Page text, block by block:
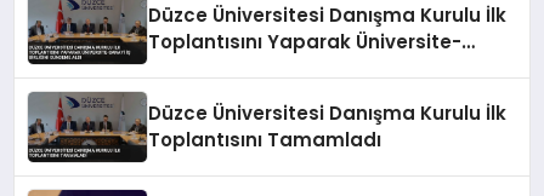
Düzce Üniversitesi Danışma Kurulu İlk
Toplantısını Yaparak Üniversite-
Düzce Üniversitesi Danışma Kurulu İlk
Toplantısını Tamamladı